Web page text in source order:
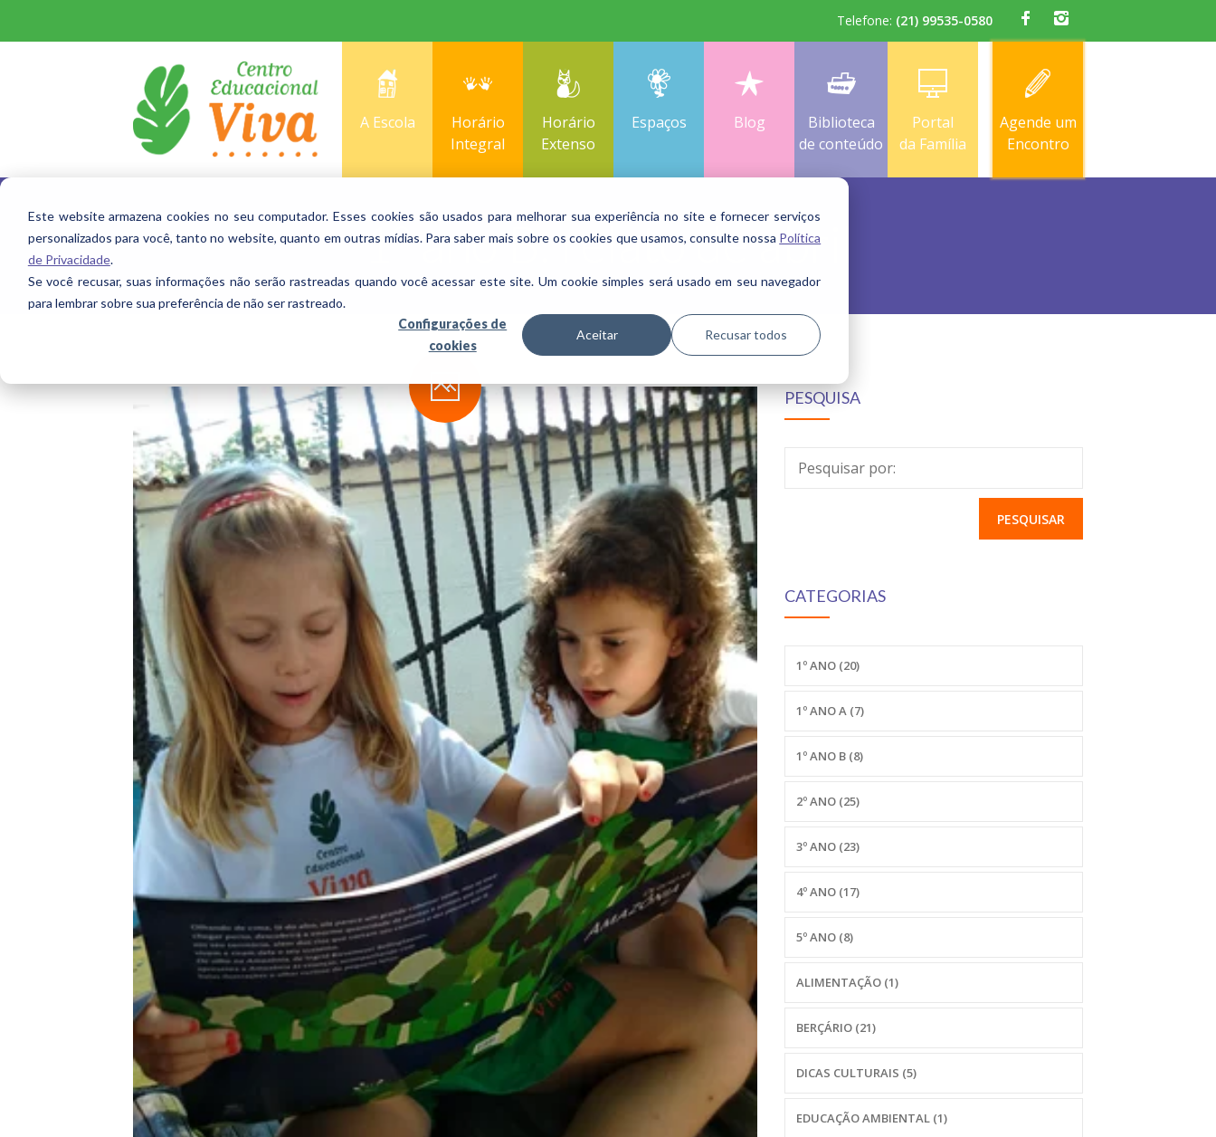
Este website armazena cookies no seu computador. Esses cookies são usados ​​para melhorar sua experiência no site e fornecer serviços
personalizados para você, tanto no website, quanto em outras mídias. Para saber mais sobre os cookies que usamos, consulte nossa Política
de Privacidade.
Se você recusar, suas informações não serão rastreadas quando você acessar este site. Um cookie simples será usado em seu navegador
para lembrar sobre sua preferência de não ser rastreado.
Configurações de
cookies
Aceitar Recusar todos
Telefone: (21) 99535-0580
A Escola
Horário
Integral
Horário
Extenso
Espaços Blog
Biblioteca
de conteúdo
Portal
da Família
Agende um
Encontro
1º ano B: relato de abril
PESQUISA
Pesquisar por:
CATEGORIAS
1º ANO (20)
1º ANO A (7)
1º ANO B (8)
2º ANO (25)
3º ANO (23)
4º ANO (17)
5º ANO (8)
ALIMENTAÇÃO (1)
BERÇÁRIO (21)
DICAS CULTURAIS (5)
EDUCAÇÃO AMBIENTAL (1)